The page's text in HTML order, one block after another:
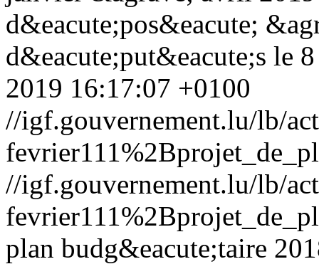
d&eacute;pos&eacute;
d&eacute;put&eacute;s le
2019 16:17:07 +0100
//igf.gouvernement.lu/lb/
//igf.gouvernement.lu/lb/
plan budg&eacute;taire